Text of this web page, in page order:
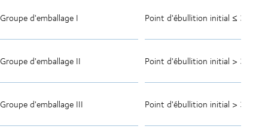
Groupe d'emballage I Point d'ébullition initial ≤ 35º C
Groupe d'emballage II Point d'ébullition initial > 35º C
Groupe d'emballage III Point d'ébullition initial > 35º C